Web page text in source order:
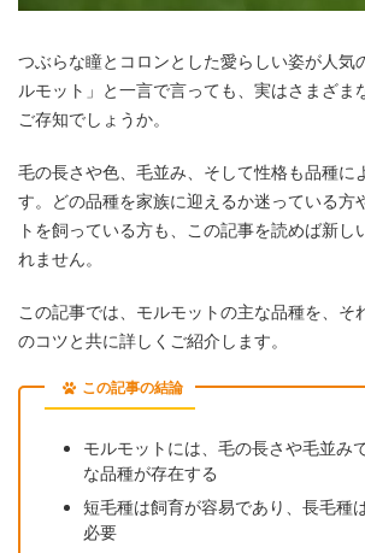
つぶらな瞳とコロンとした愛らしい姿が人気
ルモット」と一言で言っても、実はさまざま
ご存知でしょうか。
毛の長さや色、毛並み、そして性格も品種に
す。どの品種を家族に迎えるか迷っている方
トを飼っている方も、この記事を読めば新し
れません。
この記事では、モルモットの主な品種を、そ
のコツと共に詳しくご紹介します。
この記事の結論
モルモットには、毛の長さや毛並み
な品種が存在する
短毛種は飼育が容易であり、長毛種
必要